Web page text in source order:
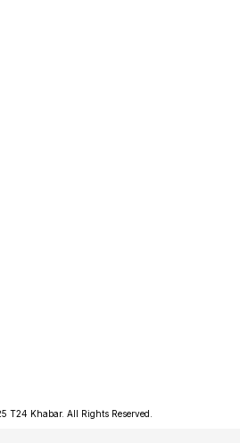
T24 Khabar. All Rights Reserved.